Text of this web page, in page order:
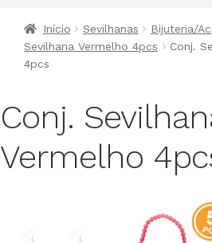
Início Sevilhanas Bijuteria/
Sevilhana Vermelho 4pcs
Conj.
4pcs
Conj.
Vermelho